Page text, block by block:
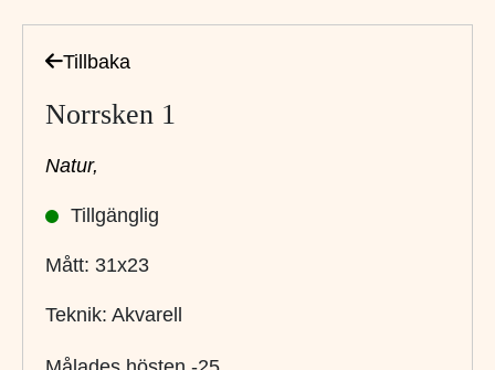
Tillbaka
Norrsken 1
Natur,
Tillgänglig
Mått: 31x23
Teknik: Akvarell